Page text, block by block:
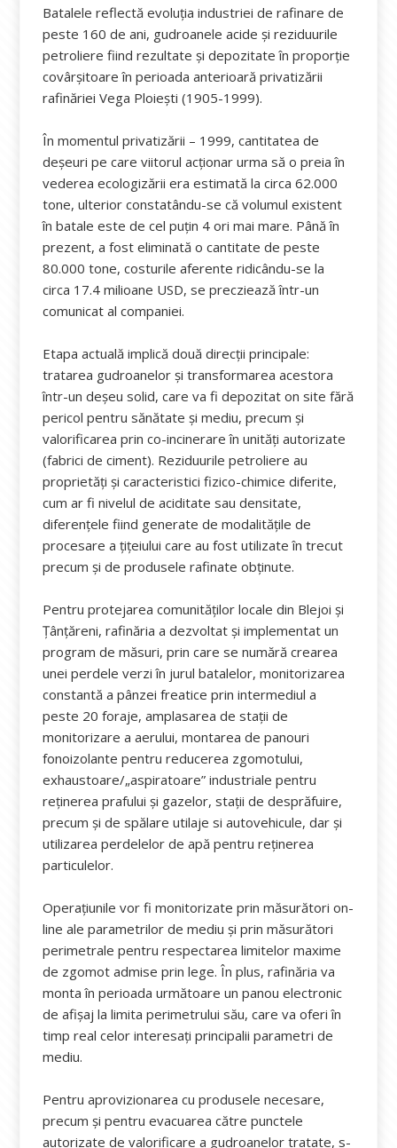
Batalele reflectă evoluţia industriei de rafinare de
peste 160 de ani, gudroanele acide și reziduurile
petroliere fiind rezultate și depozitate în proporţie
covârşitoare în perioada anterioară privatizării
rafinăriei Vega Ploieşti (1905-1999).
În momentul privatizării – 1999, cantitatea de
deşeuri pe care viitorul acţionar urma să o preia în
vederea ecologizării era estimată la circa 62.000
tone, ulterior constatându-se că volumul existent
în batale este de cel puţin 4 ori mai mare. Până în
prezent, a fost eliminată o cantitate de peste
80.000 tone, costurile aferente ridicându-se la
circa 17.4 milioane USD, se precziează într-un
comunicat al companiei.
Etapa actuală implică două direcții principale:
tratarea gudroanelor și transformarea acestora
într-un deșeu solid, care va fi depozitat on site fără
pericol pentru sănătate și mediu, precum și
valorificarea prin co-incinerare în unități autorizate
(fabrici de ciment). Reziduurile petroliere au
proprietăți și caracteristici fizico-chimice diferite,
cum ar fi nivelul de aciditate sau densitate,
diferențele fiind generate de modalitățile de
procesare a țițeiului care au fost utilizate în trecut
precum și de produsele rafinate obținute.
Pentru protejarea comunităţilor locale din Blejoi şi
Ţânţăreni, rafinăria a dezvoltat și implementat un
program de măsuri, prin care se numără crearea
unei perdele verzi în jurul batalelor, monitorizarea
constantă a pânzei freatice prin intermediul a
peste 20 foraje, amplasarea de stații de
monitorizare a aerului, montarea de panouri
fonoizolante pentru reducerea zgomotului,
exhaustoare/„aspiratoare” industriale pentru
reținerea prafului și gazelor, stații de desprăfuire,
precum și de spălare utilaje si autovehicule, dar și
utilizarea perdelelor de apă pentru reținerea
particulelor.
Operațiunile vor fi monitorizate prin măsurători on-
line ale parametrilor de mediu şi prin măsurători
perimetrale pentru respectarea limitelor maxime
de zgomot admise prin lege. În plus, rafinăria va
monta în perioada următoare un panou electronic
de afișaj la limita perimetrului său, care va oferi în
timp real celor interesați principalii parametri de
mediu.
Pentru aprovizionarea cu produsele necesare,
precum și pentru evacuarea către punctele
autorizate de valorificare a gudroanelor tratate, s-